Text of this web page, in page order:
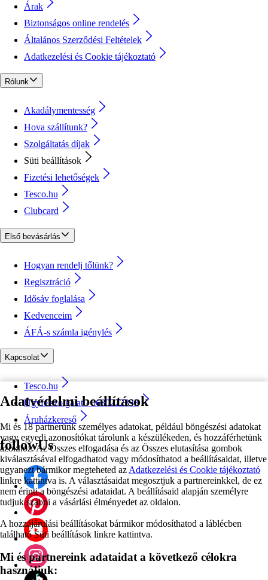
Adatvédelmi beállítások
Mi és 18 partnerünk személyes adatokat, például böngészési adatokat
vagy egyedi azonosítókat tárolunk a készülékeden, és hozzáférhetünk
azokhoz. Az Összes elfogadása és az Összes elutasítása gombok
kiválasztásával elfogadhatod vagy módosíthatod a beállításaidat, illetve
ugyanezt bármikor megteheted az Adatkezelési és Cookie tájékoztató
linkre kattintva is. A választásaidat megosztjuk a partnereinkkel, de ez
nem érinti a böngészési adataidat. A beállításaid alapján személyre
tudjuk szabni a vásárlási élményedet az oldalon.
A hozzájárulási beállításokat bármikor módosíthatod a láblécben
található Süti beállítások linkre kattintva.
Mi és partnereink adataidat a következő célokra
használjuk:
Árak
Biztonságos online rendelés
Általános Szerződési Feltételek
Adatkezelési és Cookie tájékoztató
Rólunk
Akadálymentesség
Hova szállítunk?
Szolgáltatás díjak
Süti beállítások
Fizetési lehetőségek
Tesco.hu
Clubcard
Első bevásárlás
Hogyan rendelj tőlünk?
Regisztráció
Idősáv foglalása
Kedvenceim
ÁFÁ-s számla igénylés
Kapcsolat
Tesco.hu
Ügyfélszolgálat - 0680222333
Áruházkereső
followUs